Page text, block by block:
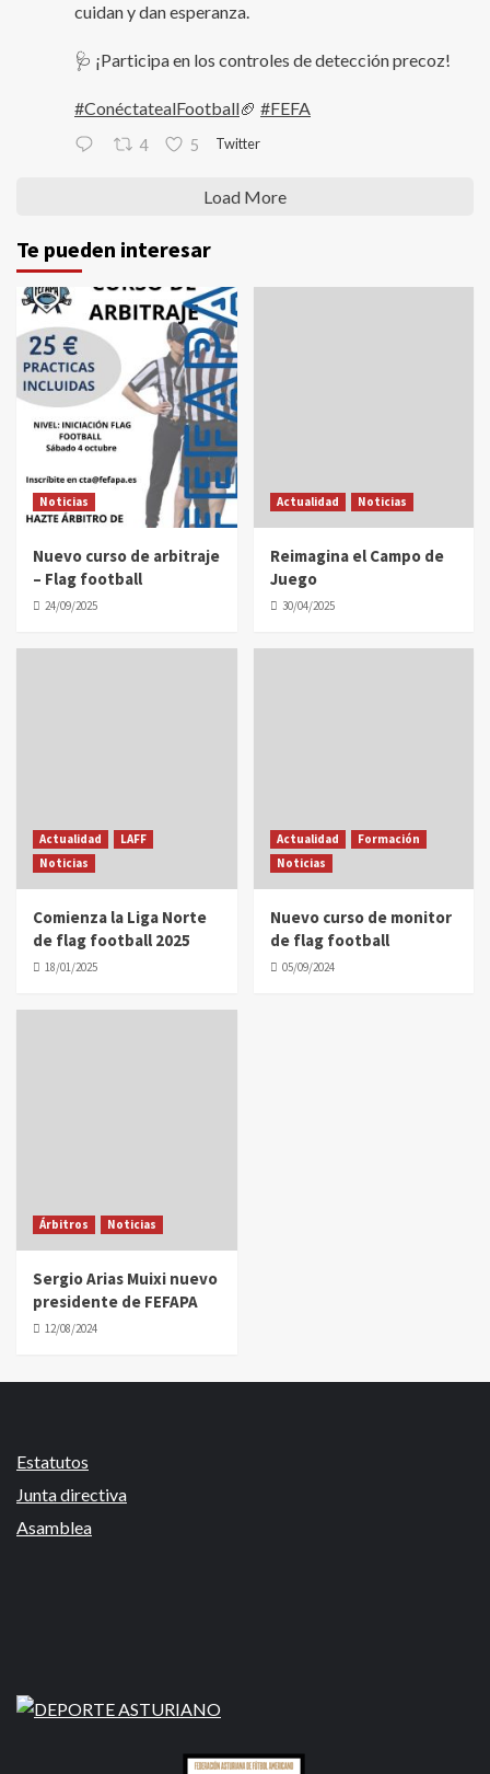
cuidan y dan esperanza.
🩺 ¡Participa en los controles de detección precoz!
#ConéctatealFootball🏈 #FEFA
4 5 Twitter
Load More
Te pueden interesar
Noticias
Nuevo curso de arbitraje
– Flag football
24/09/2025
Actualidad Noticias
Reimagina el Campo de
Juego
30/04/2025
Actualidad
LAFF
Noticias
Comienza la Liga Norte
de flag football 2025
18/01/2025
Actualidad
Formación
Noticias
Nuevo curso de monitor
de flag football
05/09/2024
Árbitros Noticias
Sergio Arias Muixi nuevo
presidente de FEFAPA
12/08/2024
Estatutos
Junta directiva
Asamblea